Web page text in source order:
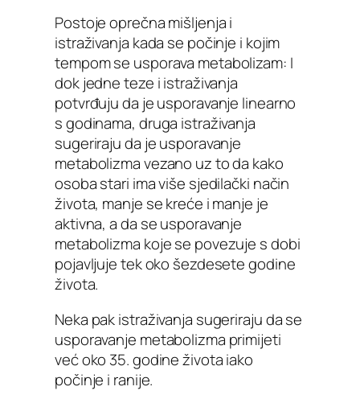
Postoje oprečna mišljenja i
istraživanja kada se počinje i kojim
tempom se usporava metabolizam: I
dok jedne teze i istraživanja
potvrđuju da je usporavanje linearno
s godinama, druga istraživanja
sugeriraju da je usporavanje
metabolizma vezano uz to da kako
osoba stari ima više sjedilački način
života, manje se kreće i manje je
aktivna, a da se usporavanje
metabolizma koje se povezuje s dobi
pojavljuje tek oko šezdesete godine
života.
Neka pak istraživanja sugeriraju da se
usporavanje metabolizma primijeti
već oko 35. godine života iako
počinje i ranije.